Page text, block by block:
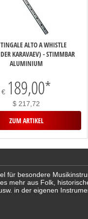
ALTO A WHISTLE
KARAVAEV) - STIMMBAR
ALUMINIUM
€ 189,00*
$ 217,72
ZUM ARTIKEL
für besondere
mehr aus Folk,
in der eigenen